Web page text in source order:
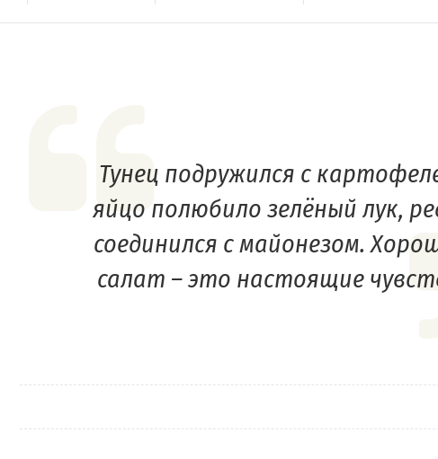
Тунец подружился с
яйцо полюбило зелёный лук,
соединился с майонезом.
салат – это настоящие